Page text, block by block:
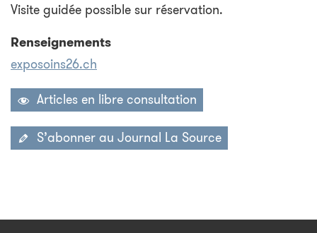
Visite guidée possible sur réservation.
Renseignements
exposoins26.ch
Articles en libre consultation
S’abonner au Journal La Source